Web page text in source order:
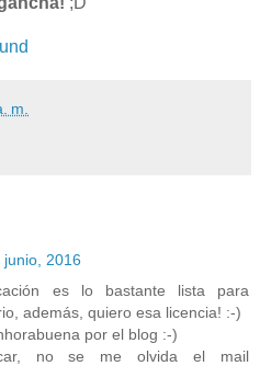
m.
2016
es lo bastante lista para
además, quiero esa licencia! :-)
por el blog :-)
no se me olvida el mail